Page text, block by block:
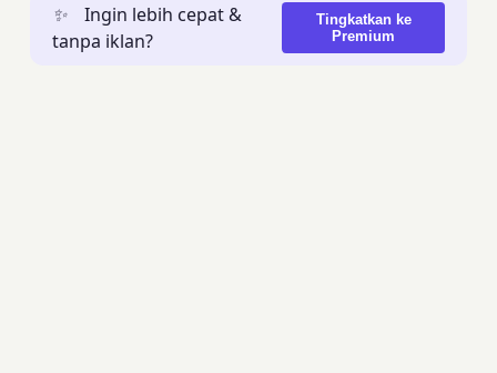
✨
Ingin lebih cepat &
tanpa iklan?
Tingkatkan ke
Premium